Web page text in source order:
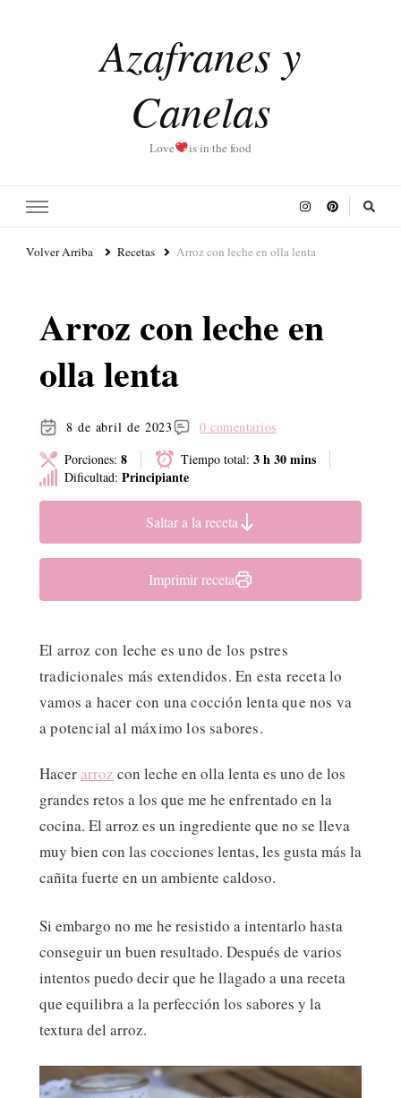
Azafranes y
Canelas
Love is in the food
Volver Arriba Recetas Arroz con leche en olla lenta
Arroz con leche en
olla lenta
8 de abril de 2023
0 comentarios
Porciones: 8 Tiempo total: 3 h 30 mins
Dificultad: Principiante
Saltar a la receta
Imprimir receta
El arroz con leche es uno de los pstres
tradicionales más extendidos. En esta receta lo
vamos a hacer con una cocción lenta que nos va
a potencial al máximo los sabores.
Hacer arroz con leche en olla lenta es uno de los
grandes retos a los que me he enfrentado en la
cocina. El arroz es un ingrediente que no se lleva
muy bien con las cocciones lentas, les gusta más la
cañita fuerte en un ambiente caldoso.
Si embargo no me he resistido a intentarlo hasta
conseguir un buen resultado. Después de varios
intentos puedo decir que he llagado a una receta
que equilibra a la perfección los sabores y la
textura del arroz.